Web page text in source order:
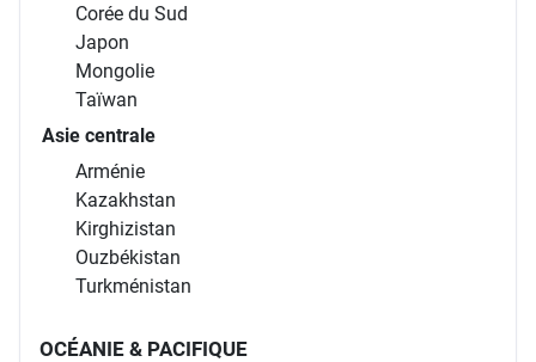
Corée du Sud
Japon
Mongolie
Taïwan
Asie centrale
Arménie
Kazakhstan
Kirghizistan
Ouzbékistan
Turkménistan
OCÉANIE & PACIFIQUE